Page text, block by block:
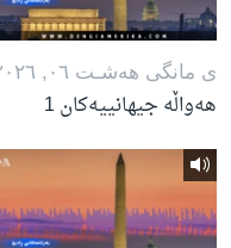
ی مانگی هه‌شـت ٠٦, ٢٠٢٦
هەواڵە جیهانییەکان 1